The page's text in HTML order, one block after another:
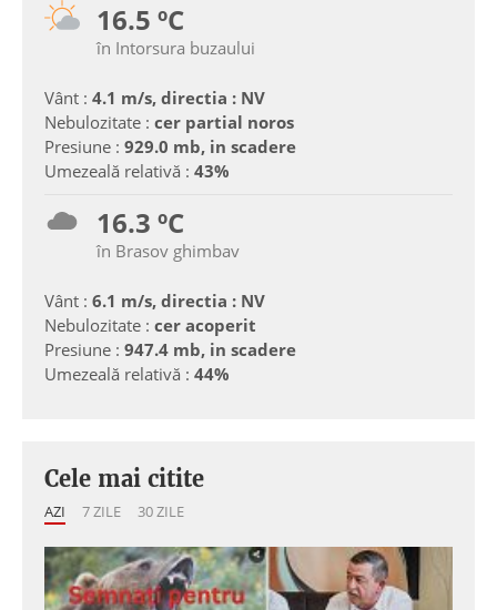
16.5 ºC
în Intorsura buzaului
Vânt : 4.1 m/s, directia : NV
Nebulozitate : cer partial noros
Presiune : 929.0 mb, in scadere
Umezeală relativă : 43%
16.3 ºC
în Brasov ghimbav
Vânt : 6.1 m/s, directia : NV
Nebulozitate : cer acoperit
Presiune : 947.4 mb, in scadere
Umezeală relativă : 44%
Cele mai citite
AZI 7 ZILE 30 ZILE